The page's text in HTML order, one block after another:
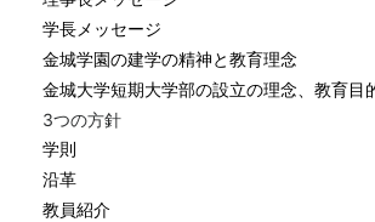
学長メッセージ
金城学園の建学の精神と教育理念
金城大学短期大学部の設立の理念、教育目
3つの方針
学則
沿革
教員紹介